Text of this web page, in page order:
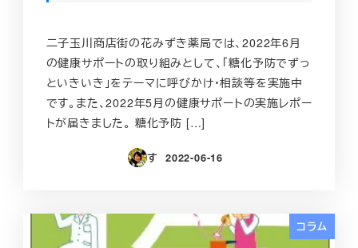
二子玉川商店街の花みずき薬局では、2022年6月
の健康サポートの取り組みとして、「糖化予防でずっ
といきいき」をテーマに呼びかけ・相談等を実施中
です。また、2022年5月の健康サポートの実施レポー
トが届きました。 糖化予防 […]
す
投稿日
2022-06-16
コラム